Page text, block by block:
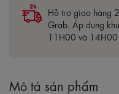
Hỗ trợ giao hàng
Grab. Áp dụng
11H00 và
Mô tả sản phẩm